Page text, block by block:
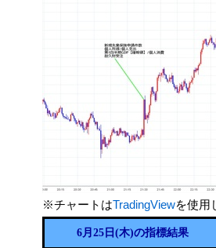
※チャートはTradingViewを使用
6月25日(木)の指標結果